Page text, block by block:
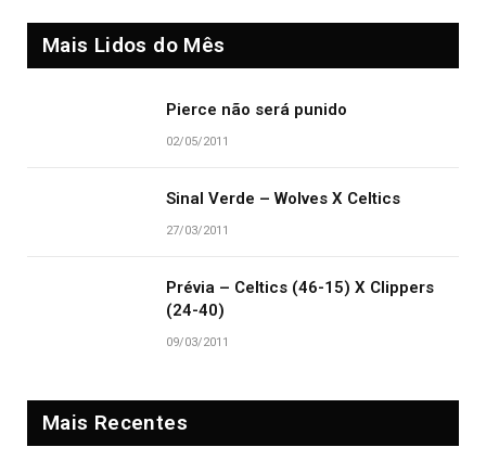
Mais Lidos do Mês
Pierce não será punido
02/05/2011
Sinal Verde – Wolves X Celtics
27/03/2011
Prévia – Celtics (46-15) X Clippers
(24-40)
09/03/2011
Mais Recentes